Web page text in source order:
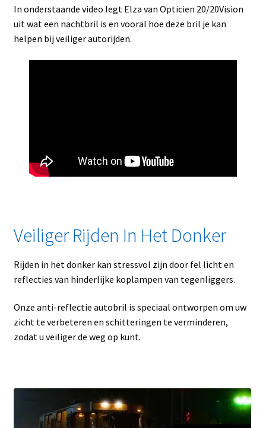
In onderstaande video legt Elza van Opticien 20/20Vision
uit wat een nachtbril is en vooral hoe deze bril je kan
helpen bij veiliger autorijden.
Veiliger Rijden In Het Donker
Rijden in het donker kan stressvol zijn door fel licht en
reflecties van hinderlijke koplampen van tegenliggers.
Onze anti-reflectie autobril is speciaal ontworpen om uw
zicht te verbeteren en schitteringen te verminderen,
zodat u veiliger de weg op kunt.